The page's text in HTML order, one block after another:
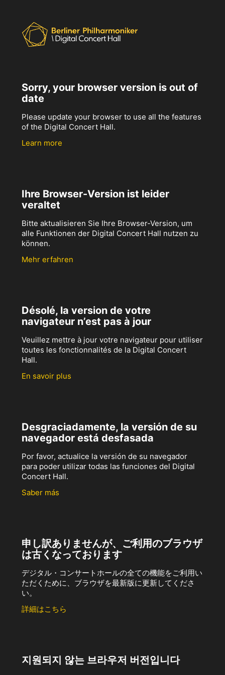
Sorry, your browser version is out of
date
Please update your browser to use all the features
of the Digital Concert Hall.
Learn more
Ihre Browser-Version ist leider
veraltet
Bitte aktualisieren Sie Ihre Browser-Version, um
alle Funktionen der Digital Concert Hall nutzen zu
können.
Mehr erfahren
Désolé, la version de votre
navigateur n’est pas à jour
Veuillez mettre à jour votre navigateur pour utiliser
toutes les fonctionnalités de la Digital Concert
Hall.
En savoir plus
Desgraciadamente, la versión de su
navegador está desfasada
Por favor, actualice la versión de su navegador
para poder utilizar todas las funciones del Digital
Concert Hall.
Saber más
申し訳ありませんが、ご利用のブラウザ
は古くなっております
デジタル・コンサートホールの全ての機能をご利用い
ただくために、ブラウザを最新版に更新してくださ
い。
詳細はこちら
지원되지 않는 브라우저 버전입니다